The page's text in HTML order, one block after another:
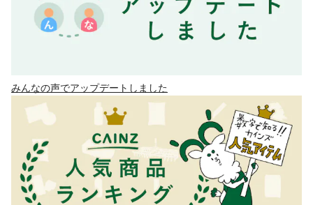
みんなの声でアップデートしました